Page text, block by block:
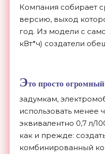
Компания собирает
версию, выход
год. Из модели с
кВт*ч) создатели
Это просто
задумкам,
использовать менее
эквивалентно 0,7 л/
как и прежде:
комбинированный